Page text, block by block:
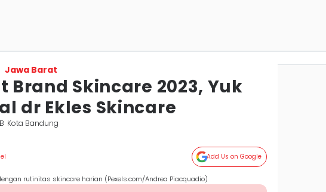
Jawa Barat
Brand Skincare 2023, Yuk
dr Ekles Skincare
Kota Bandung
Add Us on Google
rutinitas skincare harian (Pexels.com/Andrea Piacquadio)